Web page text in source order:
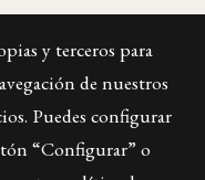
y terceros para
de nuestros
Puedes configurar
“Configurar” o